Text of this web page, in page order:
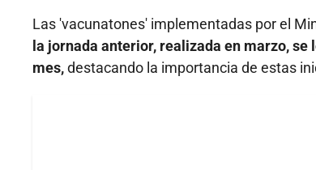
Las 'vacunatones' implementadas por el
la jornada anterior, realizada en marzo,
mes,destacando la importancia de estas